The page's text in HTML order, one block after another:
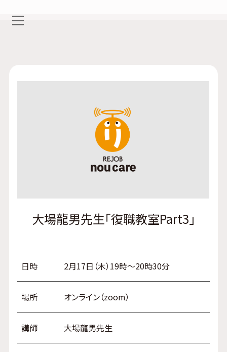
大場龍男先生「復職教室Part3」
日時 2月17日（木）19時～20時30分
場所 オンライン（zoom）
講師 大場龍男先生